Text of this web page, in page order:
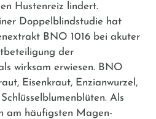
Hustenreiz lindert.
Doppelblindstudie hat
BNO 1016 bei akuter
der
wirksam erwiesen. BNO
Eisenkraut, Enzianwurzel,
Als
am häufigsten Magen-